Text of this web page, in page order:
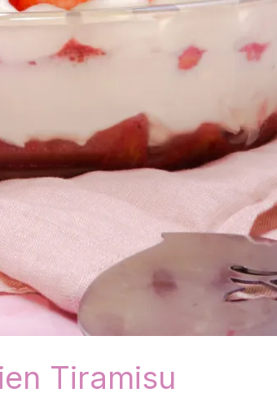
Tiramisu